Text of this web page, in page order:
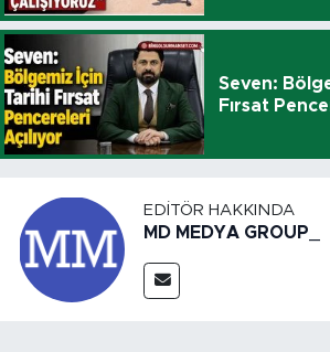
Seven:
Fırsat
EDITÖR HAKKINDA
MD MEDYA GROUP_